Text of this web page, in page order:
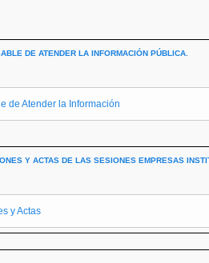
DE ATENDER LA INFORMACIÓN PÚBLICA.
de Atender la Información
Y ACTAS DE LAS SESIONES EMPRESAS
y Actas